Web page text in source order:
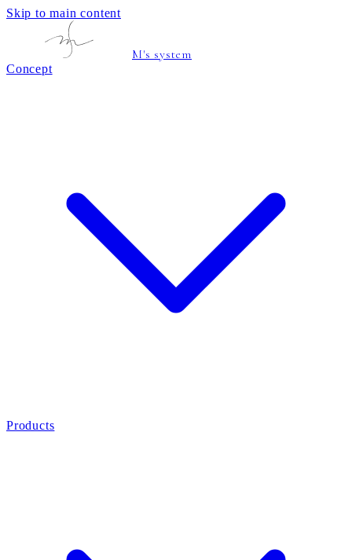
Skip to main content
M's system
Concept
Products